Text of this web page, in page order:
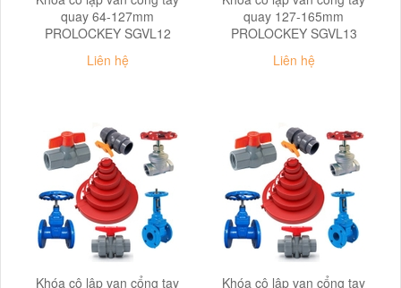
quay 64-127mm
PROLOCKEY SGVL12
Liên hệ
quay 127-165mm
PROLOCKEY SGVL13
Liên hệ
Khóa cô lập van cổng tay Khóa cô lập van cổng tay